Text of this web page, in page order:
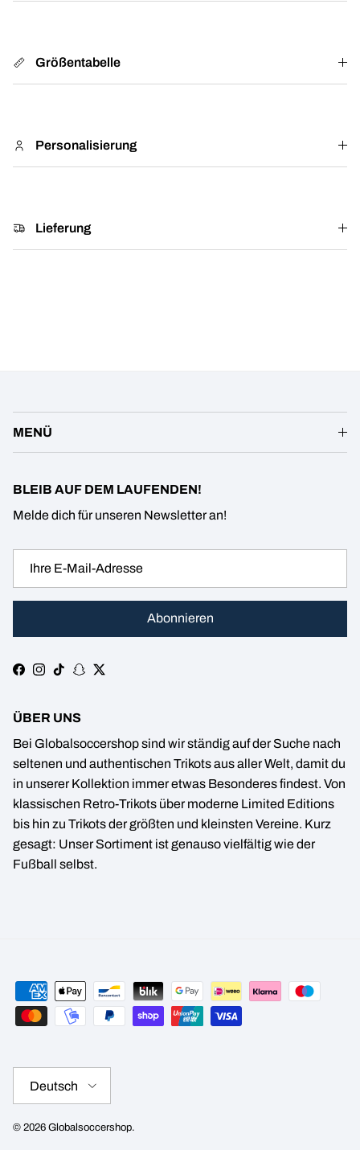
Größentabelle
Personalisierung
Lieferung
MENÜ
BLEIB AUF DEM LAUFENDEN!
Melde dich für unseren Newsletter an!
Abonnieren
Facebook
Instagram
TikTokSnapchat
Twitter
ÜBER UNS
Bei Globalsoccershop sind wir ständig auf der Suche nach
seltenen und authentischen Trikots aus aller Welt, damit du
in unserer Kollektion immer etwas Besonderes findest. Von
klassischen Retro-Trikots über moderne Limited Editions
bis hin zu Trikots der größten und kleinsten Vereine. Kurz
gesagt: Unser Sortiment ist genauso vielfältig wie der
Fußball selbst.
Deutsch
© 2026 Globalsoccershop.